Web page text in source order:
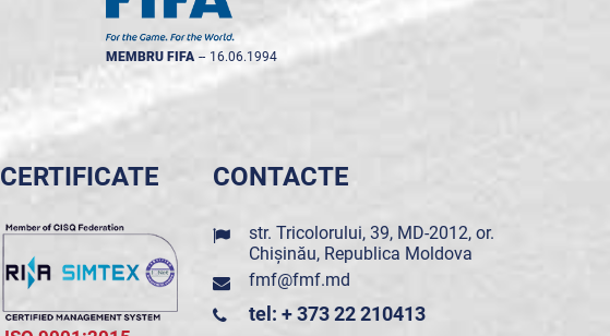
MEMBRU FIFA -- 16.06.1994
CERTIFICATE CONTACTE
str. Tricolorului, 39, MD-2012, or.
Chișinău, Republica Moldova
fmf@fmf.md
tel: + 373 22 210413